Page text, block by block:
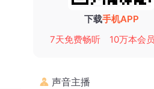
下载手机APP
7天免费畅听
10万本会
声音主播